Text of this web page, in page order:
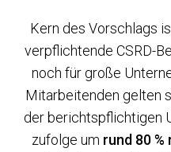
Kern des Vorschlags
verpflichtende CSRD-
noch für große
Mitarbeitenden gelten
der berichtspflichtigen
zufolge um rund 80